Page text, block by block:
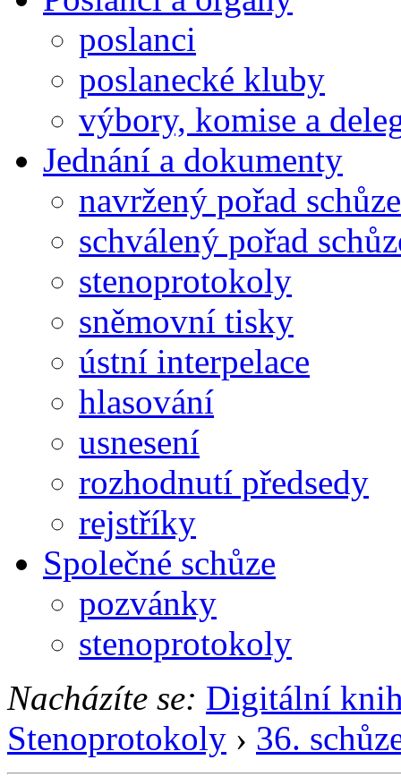
poslanci
poslanecké kluby
výbory, komise a
Jednání a dokumenty
navržený pořad schůze
schválený pořad
stenoprotokoly
sněmovní tisky
ústní interpelace
hlasování
usnesení
rozhodnutí předsedy
rejstříky
Společné schůze
pozvánky
stenoprotokoly
Nacházíte se: Digitální
Stenoprotokoly › 36.